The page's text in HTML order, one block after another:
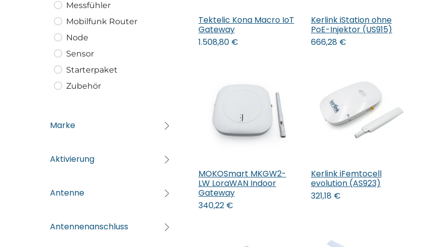
Messfühler
Mobilfunk Router
Node
Sensor
Starterpaket
Zubehör
Marke
Aktivierung
Antenne
Antennenanschluss
In den Warenkorb
Tektelic Kona Macro IoT
Gateway
1.508,80€
In den Warenkorb
Kerlink iStation ohne
PoE-Injektor (US915)
666,28€
In den Warenkorb
MOKOSmart MKGW2-
LW LoraWAN Indoor
Gateway
340,22€
In den Warenkorb
Kerlink iFemtocell
evolution (AS923)
321,18€